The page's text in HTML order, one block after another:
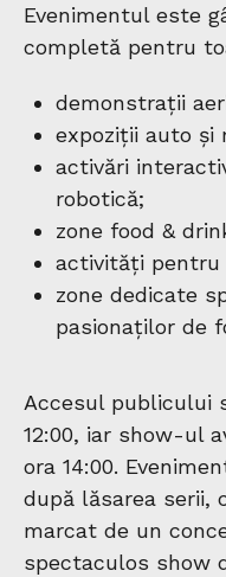
Evenimentul este
completă pentru
demonstrații
expoziții auto și
activări
robotică;
zone food &
activități pentru
zone dedicate
pasionaților de
Accesul publicului
12:00, iar show-ul
ora 14:00.
după lăsarea serii,
marcat de un
spectaculos show